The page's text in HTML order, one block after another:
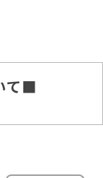
て■